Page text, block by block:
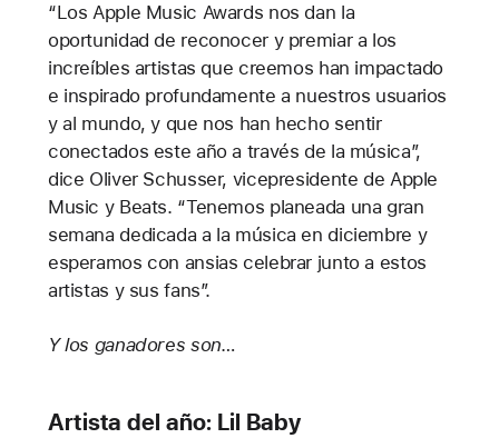
“Los Apple Music Awards nos dan la
oportunidad de reconocer y premiar a los
increíbles artistas que creemos han impactado
e inspirado profundamente a nuestros usuarios
y al mundo, y que nos han hecho sentir
conectados este año a través de la música”,
dice Oliver Schusser, vicepresidente de Apple
Music y Beats. “Tenemos planeada una gran
semana dedicada a la música en diciembre y
esperamos con ansias celebrar junto a estos
artistas y sus fans”.
Y los ganadores son…
Artista del año: Lil Baby